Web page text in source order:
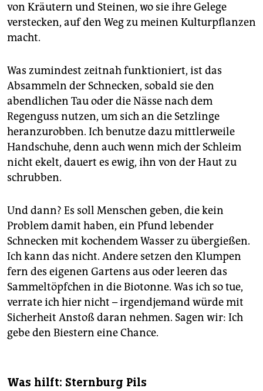
von Kräutern und Steinen, wo sie ihre Gelege
verstecken, auf den Weg zu meinen Kulturpflanzen
macht.
Was zumindest zeitnah funktioniert, ist das
Absammeln der Schnecken, sobald sie den
abendlichen Tau oder die Nässe nach dem
Regenguss nutzen, um sich an die Setzlinge
heranzurobben. Ich benutze dazu mittlerweile
Handschuhe, denn auch wenn mich der Schleim
nicht ekelt, dauert es ewig, ihn von der Haut zu
schrubben.
Und dann? Es soll Menschen geben, die kein
Problem damit haben, ein Pfund lebender
Schnecken mit kochendem Wasser zu übergießen.
Ich kann das nicht. Andere setzen den Klumpen
fern des eigenen Gartens aus oder leeren das
Sammeltöpfchen in die Biotonne. Was ich so tue,
verrate ich hier nicht – irgendjemand würde mit
Sicherheit Anstoß daran nehmen. Sagen wir: Ich
gebe den Biestern eine Chance.
Was hilft: Sternburg Pils